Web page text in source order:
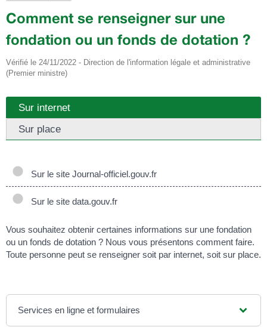
Comment se renseigner sur une
fondation ou un fonds de dotation ?
Vérifié le 24/11/2022 - Direction de l'information légale et administrative
(Premier ministre)
Sur internet
Sur place
Sur le site Journal-officiel.gouv.fr
Sur le site data.gouv.fr
Vous souhaitez obtenir certaines informations sur une fondation
ou un fonds de dotation ? Nous vous présentons comment faire.
Toute personne peut se renseigner soit par internet, soit sur place.
Services en ligne et formulaires